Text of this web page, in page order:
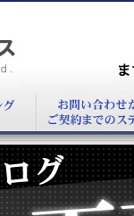
00